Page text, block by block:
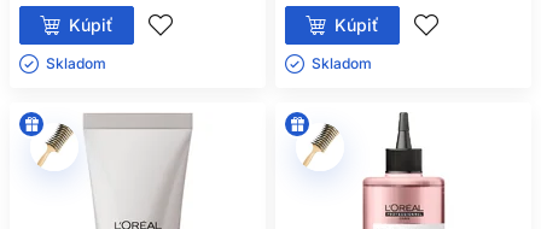
Kúpiť
Skladom ㅤ
Kúpiť
Skladom ㅤ